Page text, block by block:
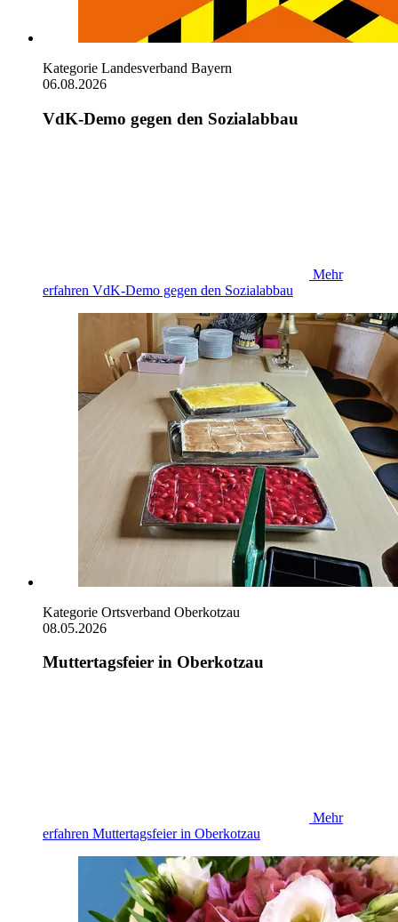
Kategorie Landesverband Bayern
06.08.2026
VdK-Demo gegen den Sozialabbau
Mehr
erfahren VdK-Demo gegen den Sozialabbau
Kategorie Ortsverband Oberkotzau
08.05.2026
Muttertagsfeier in Oberkotzau
Mehr
erfahren Muttertagsfeier in Oberkotzau